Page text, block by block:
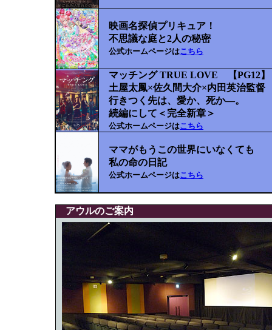
映画名探偵プリキュア！
不思議な庭と2人の秘密
公式ホームページはこちら
マッチング TRUE LOVE 【PG12】
土屋太鳳×佐久間大介×内田英治監督
行きつく先は、愛か、死か―。
続編にして＜完全新章＞
公式ホームページはこちら
ママがもうこの世界にいなくても
私の命の日記
公式ホームページはこちら
アウルのご案内